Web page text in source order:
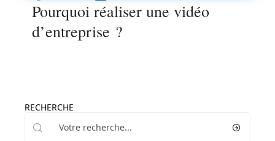
Pourquoi réaliser une vidéo
d’entreprise ?
RECHERCHE